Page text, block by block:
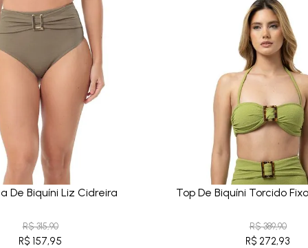
De Biquíni Liz Cidreira
R$ 315,90
R$ 157,95
Top De Biquíni Torcido
R$ 389,90
R$ 272,93